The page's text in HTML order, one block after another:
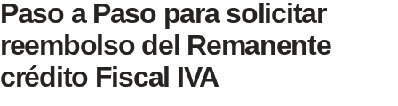
Paso a Paso para solicitar
reembolso del Remanente
crédito Fiscal IVA